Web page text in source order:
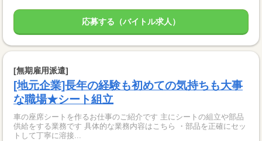
応募する（バイトル求人）
[無期雇用派遣]
[地元企業]長年の経験も初めての気持ちも大事
な職場★シート組立
車の座席シートを作るお仕事のご紹介です 主にシートの組立や部品
供給をする業務です 具体的な業務内容はこちら ・部品を正確にセッ
トして丁寧に溶接...